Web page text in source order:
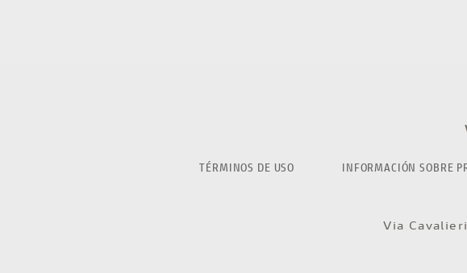
TÉRMINOS DE USO INFORMACIÓN SOBRE
Via